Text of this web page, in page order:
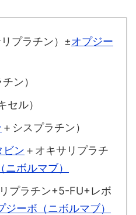
プラチン）±オプジー
ン）
セル）
＋シスプラチン）
ビン ＋オキサリプラチ
ボルマブ）
リプラチン+5-FU+レボ
ジーボ（ニボルマブ）